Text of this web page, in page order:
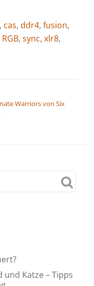
, cas, ddr4, fusion,
RGB, sync, xlr8,
Warriors von Six
Katze – Tipps